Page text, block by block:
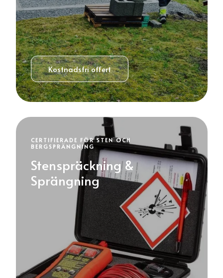
Kostnadsfri offert
CERTIFIERADE FÖR STEN OCH
BERGSPRÄNGNING
Stenspräckning &
Sprängning